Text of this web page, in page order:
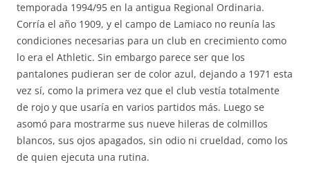
temporada 1994/95 en la antigua Regional Ordinaria.
Corría el año 1909, y el campo de Lamiaco no reunía las
condiciones necesarias para un club en crecimiento como
lo era el Athletic. Sin embargo parece ser que los
pantalones pudieran ser de color azul, dejando a 1971 esta
vez sí, como la primera vez que el club vestía totalmente
de rojo y que usaría en varios partidos más. Luego se
asomó para mostrarme sus nueve hileras de colmillos
blancos, sus ojos apagados, sin odio ni crueldad, como los
de quien ejecuta una rutina.